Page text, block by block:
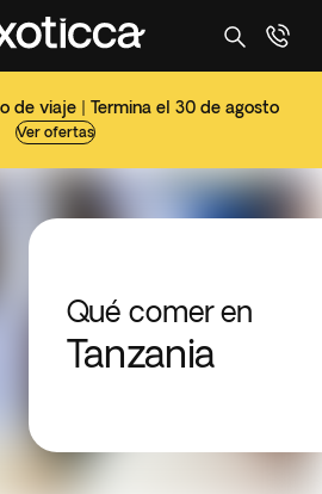
de viaje | Termina el 30 de agosto
Ver ofertas
Qué comer en
Tanzania